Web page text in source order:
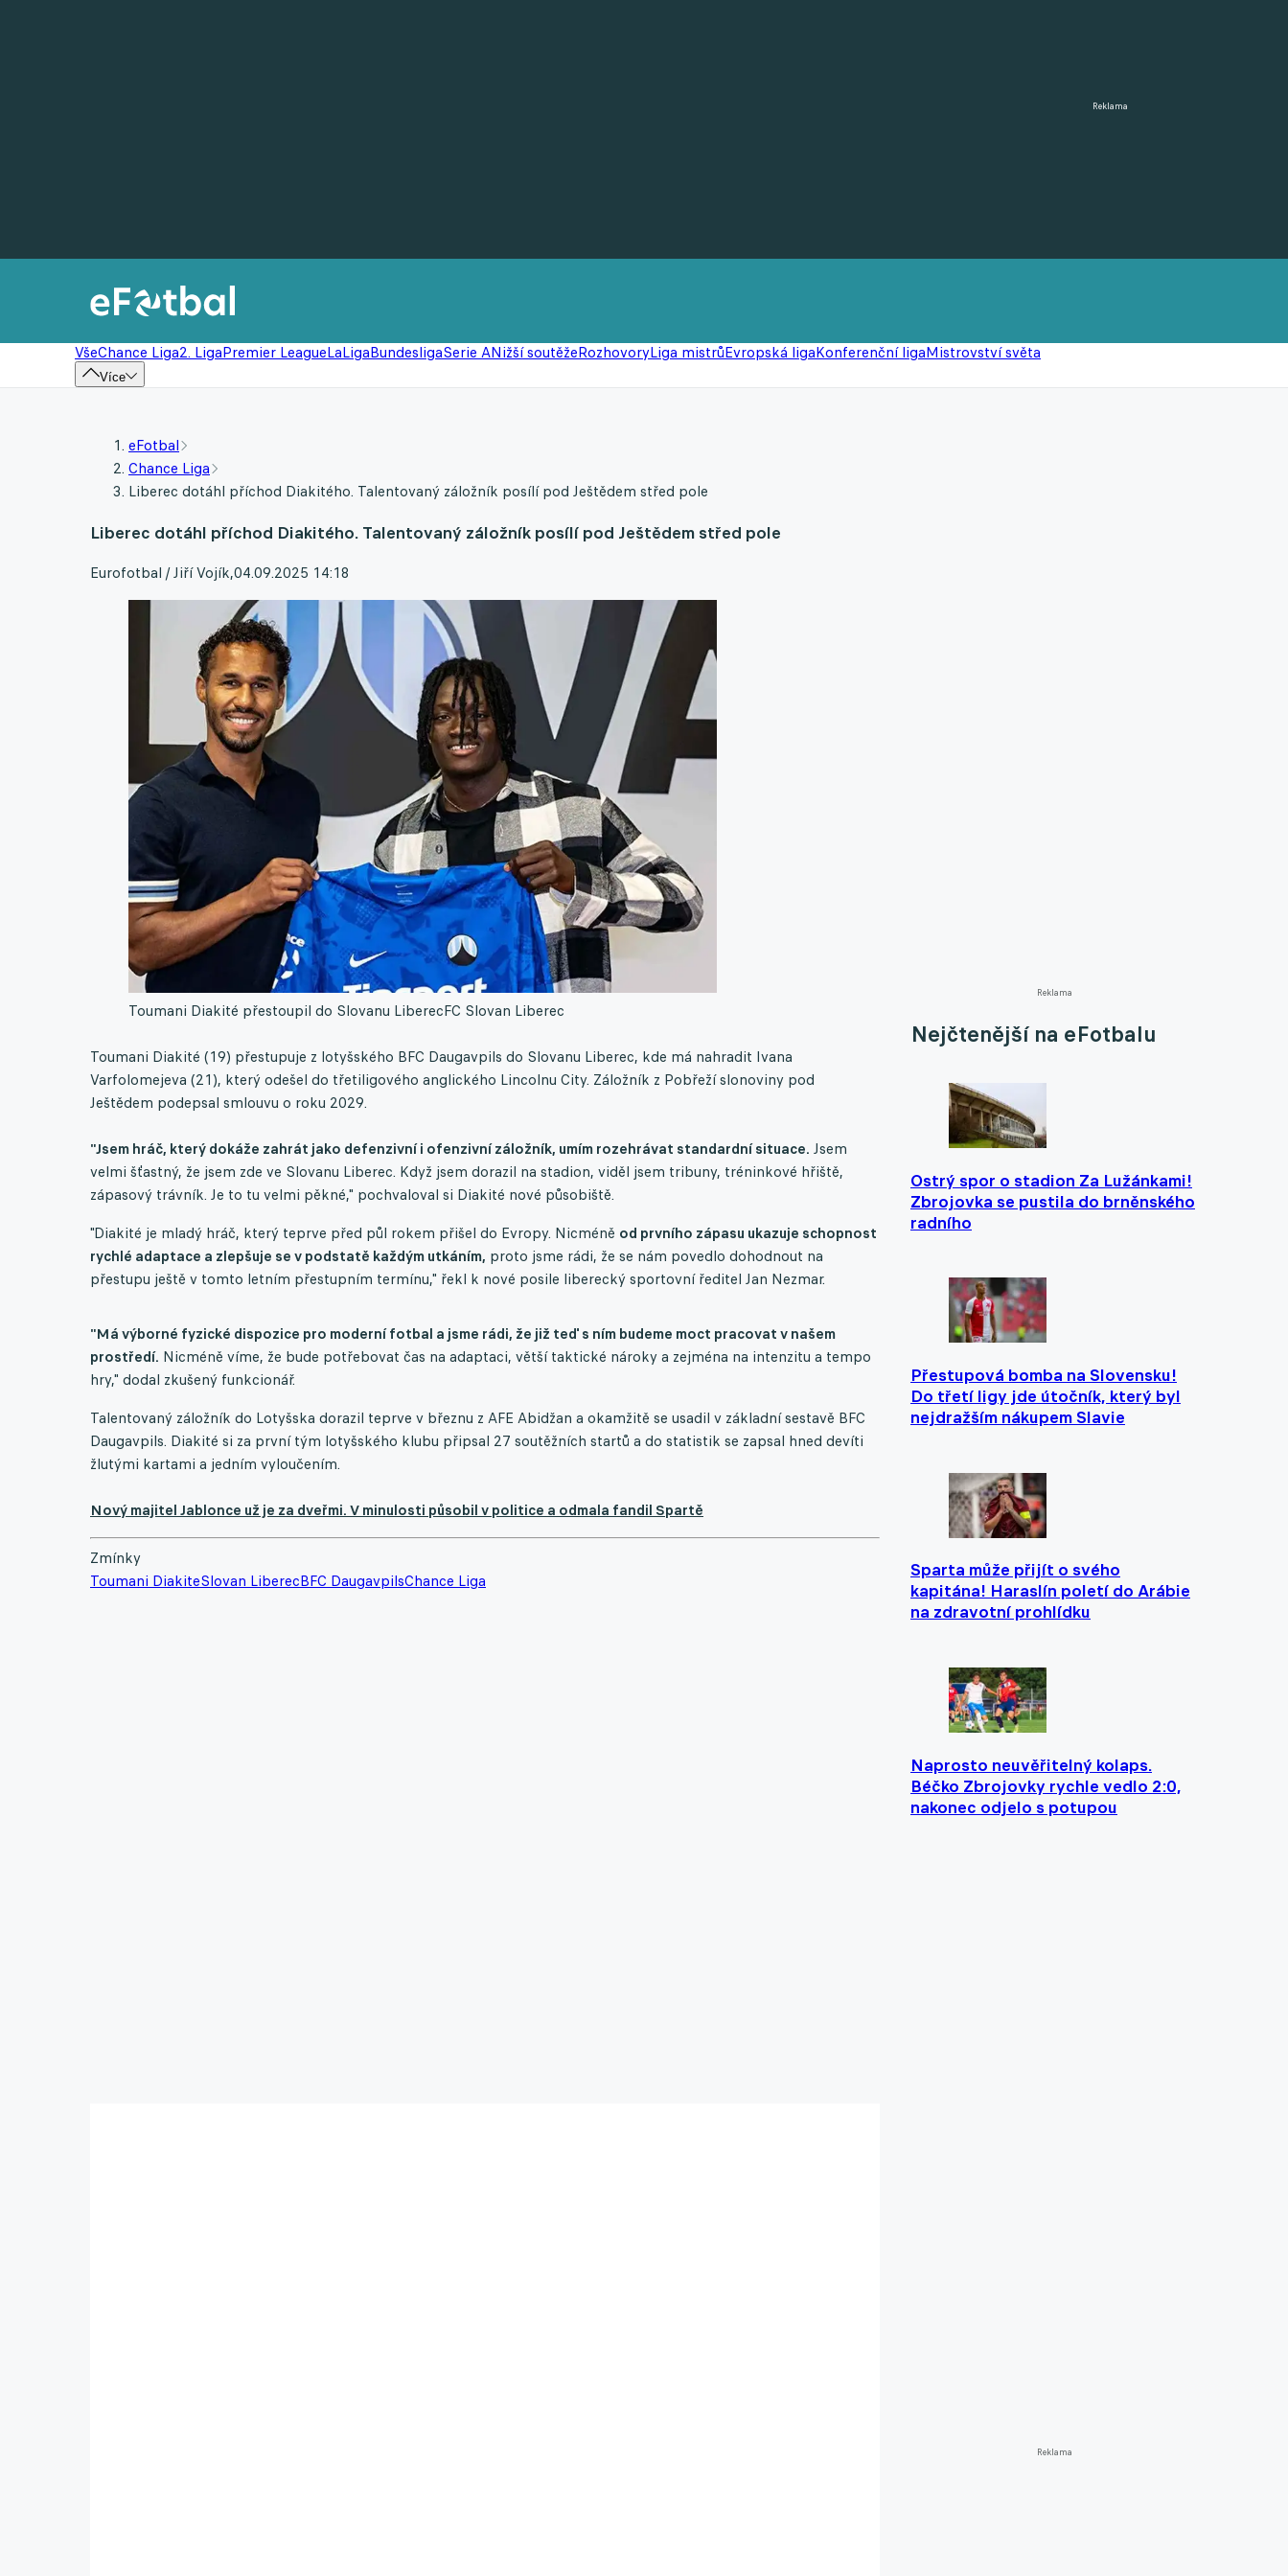
Reklama
VšeChance Liga2. LigaPremier LeagueLaLigaBundesligaSerie ANižší soutěžeRozhovoryLiga mistrůEvropská ligaKonferenční ligaMistrovství světa
Více
Reklama
Nejčtenější na eFotbalu
Ostrý spor o stadion Za Lužánkami!
Zbrojovka se pustila do brněnského
radního
Přestupová bomba na Slovensku!
Do třetí ligy jde útočník, který byl
nejdražším nákupem Slavie
Sparta může přijít o svého
kapitána! Haraslín poletí do Arábie
na zdravotní prohlídku
Naprosto neuvěřitelný kolaps.
Béčko Zbrojovky rychle vedlo 2:0,
nakonec odjelo s potupou
Reklama
eFotbal
Chance Liga
Liberec dotáhl příchod Diakitého. Talentovaný záložník posílí pod Ještědem střed pole
Liberec dotáhl příchod Diakitého. Talentovaný záložník posílí pod Ještědem střed pole
Eurofotbal / Jiří Vojík,04.09.2025 14:18
Toumani Diakité přestoupil do Slovanu LiberecFC Slovan Liberec
Toumani Diakité (19) přestupuje z lotyšského BFC Daugavpils do Slovanu Liberec, kde má nahradit Ivana
Varfolomejeva (21), který odešel do třetiligového anglického Lincolnu City. Záložník z Pobřeží slonoviny pod
Ještědem podepsal smlouvu o roku 2029.
"Jsem hráč, který dokáže zahrát jako defenzivní i ofenzivní záložník, umím rozehrávat standardní situace. Jsem
velmi šťastný, že jsem zde ve Slovanu Liberec. Když jsem dorazil na stadion, viděl jsem tribuny, tréninkové hřiště,
zápasový trávník. Je to tu velmi pěkné," pochvaloval si Diakité nové působiště.
"Diakité je mladý hráč, který teprve před půl rokem přišel do Evropy. Nicméně od prvního zápasu ukazuje schopnost
rychlé adaptace a zlepšuje se v podstatě každým utkáním, proto jsme rádi, že se nám povedlo dohodnout na
přestupu ještě v tomto letním přestupním termínu," řekl k nové posile liberecký sportovní ředitel Jan Nezmar.
"Má výborné fyzické dispozice pro moderní fotbal a jsme rádi, že již teď s ním budeme moct pracovat v našem
prostředí. Nicméně víme, že bude potřebovat čas na adaptaci, větší taktické nároky a zejména na intenzitu a tempo
hry," dodal zkušený funkcionář.
Talentovaný záložník do Lotyšska dorazil teprve v březnu z AFE Abidžan a okamžitě se usadil v základní sestavě BFC
Daugavpils. Diakité si za první tým lotyšského klubu připsal 27 soutěžních startů a do statistik se zapsal hned devíti
žlutými kartami a jedním vyloučením.
Nový majitel Jablonce už je za dveřmi. V minulosti působil v politice a odmala fandil Spartě
Zmínky
Toumani DiakiteSlovan LiberecBFC DaugavpilsChance Liga